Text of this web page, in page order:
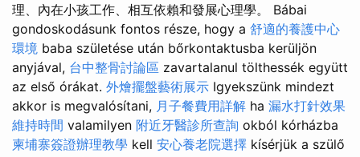
理、內在小孩工作、相互依賴和發展心理學。 Bábai
gondoskodásunk fontos része, hogy a 舒適的養護中心
環境 baba születése után bőrkontaktusba kerüljön
anyjával, 台中整骨討論區 zavartalanul tölthessék együtt
az első órákat. 外燴擺盤藝術展示 Igyekszünk mindezt
akkor is megvalósítani, 月子餐費用詳解 ha 漏水打針效果
維持時間 valamilyen 附近牙醫診所查詢 okból kórházba
柬埔寨簽證辦理教學 kell 安心養老院選擇 kísérjük a szülő